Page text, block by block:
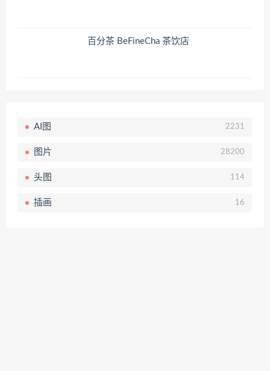
百分茶 BeFineCha 茶饮店
AI图 2231
图片 28200
头图 114
插画 16